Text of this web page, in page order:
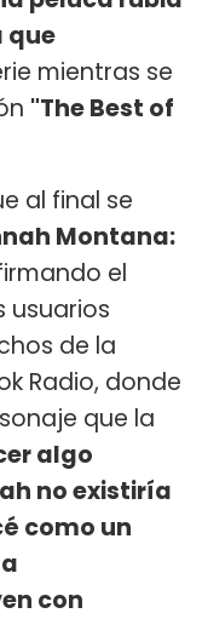
que
mientras se
"The Best of
al final se
Montana:
el
usuarios
de la
Radio, donde
que la
algo
no existiría
como un
con